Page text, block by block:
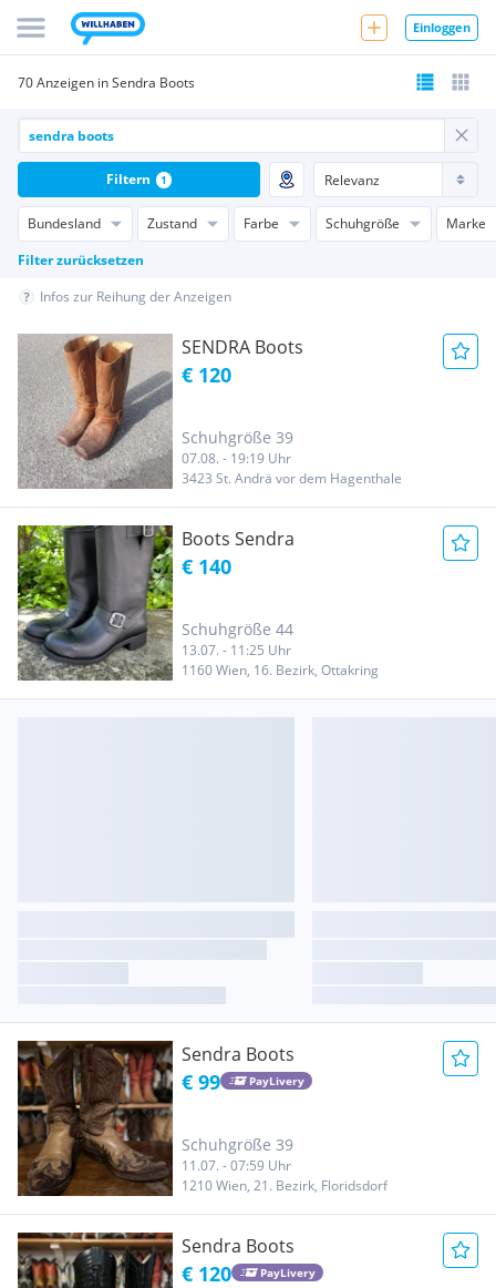
Einloggen
70 Anzeigen in Sendra Boots
Bundesland Zustand Farbe Schuhgröße
Marke
Filter zurücksetzen
Filtern 1
Infos zur Reihung der Anzeigen
SENDRA Boots
€ 120
Schuhgröße 39
07.08. - 19:19 Uhr
3423 St. Andrä vor dem Hagenthale
Boots Sendra
€ 140
Schuhgröße 44
13.07. - 11:25 Uhr
1160 Wien, 16. Bezirk, Ottakring
Sendra Boots
€ 99 PayLivery
Schuhgröße 39
11.07. - 07:59 Uhr
1210 Wien, 21. Bezirk, Floridsdorf
Sendra Boots
€ 120 PayLivery